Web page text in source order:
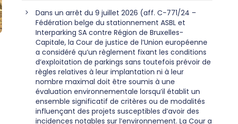
Dans un arrêt du 9 juillet 2026 (aff. C-771/24 –
Fédération belge du stationnement ASBL et
Interparking SA contre Région de Bruxelles-
Capitale, la Cour de justice de l’Union européenne
a considéré qu’un règlement fixant les conditions
d’exploitation de parkings sans toutefois prévoir de
règles relatives à leur implantation ni à leur
nombre maximal doit être soumis à une
évaluation environnementale lorsqu’il établit un
ensemble significatif de critères ou de modalités
influençant des projets susceptibles d’avoir des
incidences notables sur l’environnement. La Cour a